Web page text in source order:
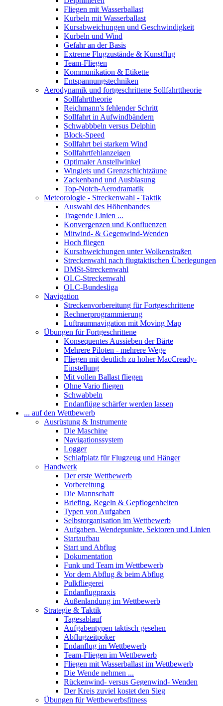
Fliegen mit Wasserballast
Kurbeln mit Wasserballast
Kursabweichungen und Geschwindigkeit
Kurbeln und Wind
Gefahr an der Basis
Extreme Flugzustände & Kunstflug
Team-Fliegen
Kommunikation & Etikette
Entspannungstechniken
Aerodynamik und fortgeschrittene Sollfahrttheorie
Sollfahrttheorie
Reichmann's fehlender Schritt
Sollfahrt in Aufwindbändern
Schwabbbeln versus Delphin
Block-Speed
Sollfahrt bei starkem Wind
Sollfahrtfehlanzeigen
Optimaler Anstellwinkel
Winglets und Grenzschichtzäune
Zackenband und Ausblasung
Top-Notch-Aerodramatik
Meteorologie - Streckenwahl - Taktik
Auswahl des Höhenbandes
Tragende Linien ...
Konvergenzen und Konfluenzen
Mitwind- & Gegenwind-Wenden
Hoch fliegen
Kursabweichungen unter Wolkenstraßen
Streckenwahl nach flugtaktischen Überlegungen
DMSt-Streckenwahl
OLC-Streckenwahl
OLC-Bundesliga
Navigation
Streckenvorbereitung für Fortgeschrittene
Rechnerprogrammierung
Luftraumnavigation mit Moving Map
Übungen für Fortgeschrittene
Konsequentes Aussieben der Bärte
Mehrere Piloten - mehrere Wege
Fliegen mit deutlich zu hoher MacCready-
Einstellung
Mit vollen Ballast fliegen
Ohne Vario fliegen
Schwabbeln
Endanflüge schärfer werden lassen
... auf den Wettbewerb
Ausrüstung & Instrumente
Die Maschine
Navigationssystem
Logger
Schlafplatz für Flugzeug und Hänger
Handwerk
Der erste Wettbewerb
Vorbereitung
Die Mannschaft
Briefing, Regeln & Gepflogenheiten
Typen von Aufgaben
Selbstorganisation im Wettbewerb
Aufgaben, Wendepunkte, Sektoren und Linien
Startaufbau
Start und Abflug
Dokumentation
Funk und Team im Wettbewerb
Vor dem Abflug & beim Abflug
Pulkfliegerei
Endanflugpraxis
Außenlandung im Wettbewerb
Strategie & Taktik
Tagesablauf
Aufgabentypen taktisch gesehen
Abflugzeitpoker
Endanflug im Wettbewerb
Team-Fliegen im Wettbewerb
Fliegen mit Wasserballast im Wettbewerb
Die Wende nehmen ...
Rückenwind- versus Gegenwind- Wenden
Der Kreis zuviel kostet den Sieg
Übungen für Wettbewerbsfitness